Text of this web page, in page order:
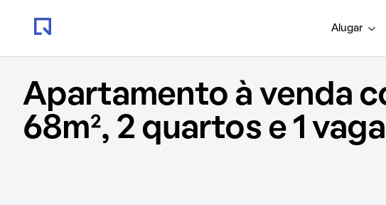
Alugar
Apartamento à venda
68m², 2 quartos e 1 vaga